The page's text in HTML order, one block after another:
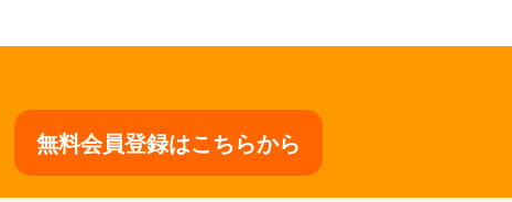
無料会員登録はこちらから